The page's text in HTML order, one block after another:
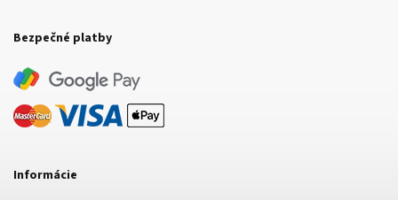
Bezpečné platby
Informácie